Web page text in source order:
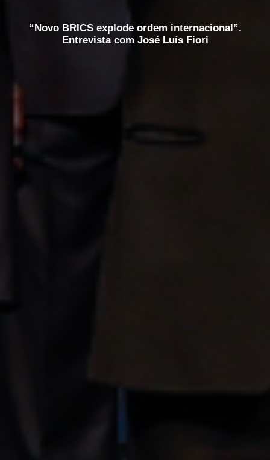
“Novo BRICS explode ordem internacional”.
Entrevista com José Luís Fiori